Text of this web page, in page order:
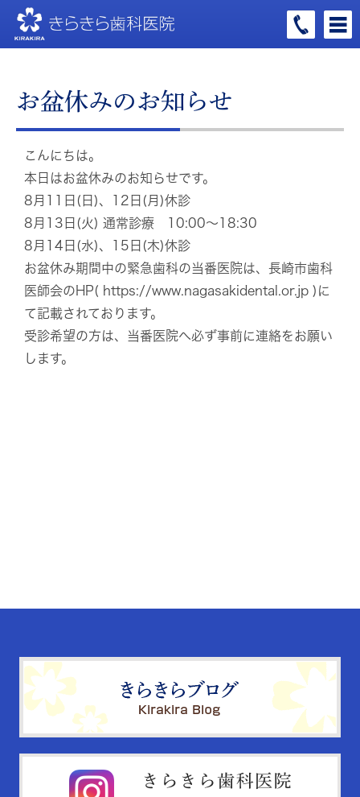
お盆休みのお知らせ
こんにちは。
本日はお盆休みのお知らせです。
8月11日(日)、12日(月)休診
8月13日(火) 通常診療 10:00〜18:30
8月14日(水)、15日(木)休診
お盆休み期間中の緊急歯科の当番医院は、長崎市歯科
医師会のHP( https://www.nagasakidental.or.jp )に
て記載されております。
受診希望の方は、当番医院へ必ず事前に連絡をお願い
します。